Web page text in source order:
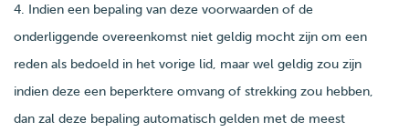
4. Indien een bepaling van deze voorwaarden of de
onderliggende overeenkomst niet geldig mocht zijn om een
reden als bedoeld in het vorige lid, maar wel geldig zou zijn
indien deze een beperktere omvang of strekking zou hebben,
dan zal deze bepaling automatisch gelden met de meest